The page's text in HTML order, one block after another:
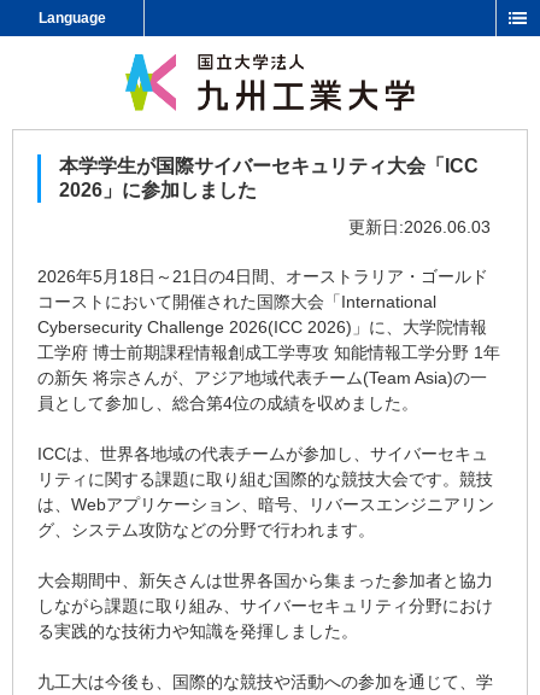
Language
本学学生が国際サイバーセキュリティ大会「ICC
2026」に参加しました
更新日:2026.06.03
2026年5月18日～21日の4日間、オーストラリア・ゴールド
コーストにおいて開催された国際大会「International
Cybersecurity Challenge 2026(ICC 2026)」に、大学院情報
工学府 博士前期課程情報創成工学専攻 知能情報工学分野 1年
の新矢 将宗さんが、アジア地域代表チーム(Team Asia)の一
員として参加し、総合第4位の成績を収めました。
ICCは、世界各地域の代表チームが参加し、サイバーセキュ
リティに関する課題に取り組む国際的な競技大会です。競技
は、Webアプリケーション、暗号、リバースエンジニアリン
グ、システム攻防などの分野で行われます。
大会期間中、新矢さんは世界各国から集まった参加者と協力
しながら課題に取り組み、サイバーセキュリティ分野におけ
る実践的な技術力や知識を発揮しました。
九工大は今後も、国際的な競技や活動への参加を通じて、学